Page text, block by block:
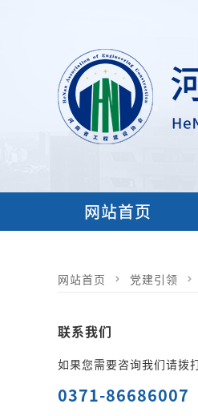
网站首页
网站首页 党建引领
联系我们
如果您需要咨询我们请拨
0371-86686007